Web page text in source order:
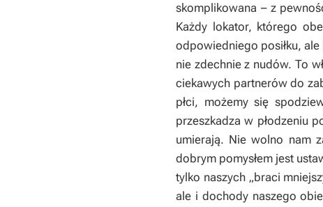
skomplikowana – z
Każdy lokator, którego
odpowiedniego posiłku,
nie zdechnie z nudów. To
ciekawych partnerów do
płci, możemy się
przeszkadza w płodzeniu
umierają. Nie wolno nam
dobrym pomysłem jest
tylko naszych „braci
ale i dochody naszego